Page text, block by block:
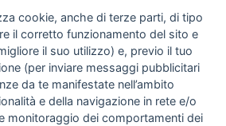
Vedi tutti
cookie, anche di terze parti, di tipo
il corretto funzionamento del sito e
il suo utilizzo) e, previo il tuo
(per inviare messaggi pubblicitari
da te manifestate nell’ambito
e della navigazione in rete e/o
monitoraggio dei comportamenti dei